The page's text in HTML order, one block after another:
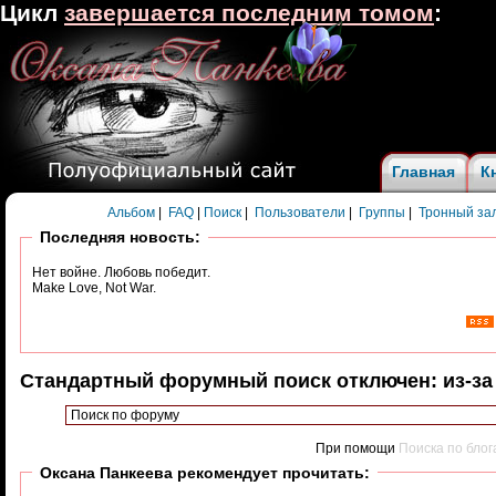
Главная
Альбом FAQ Поиск Пользователи Группы Тронный
Последняя новость:
Нет войне. Любовь победит.
Make Love, Not War.
Стандартный форумный поиск отключен: из-
При помощи Поиска по
Оксана Панкеева рекомендует прочитать:
Цикл завершается последним томом: